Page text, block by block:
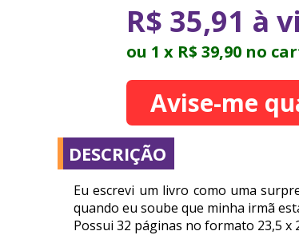
R$ 35,91 à
ou 1 x R$ 39,90 no
Avise-me
DESCRIÇÃO
Eu escrevi um livro como uma
quando eu soube que minha irmã
Possui 32 páginas no formato 23,5 x